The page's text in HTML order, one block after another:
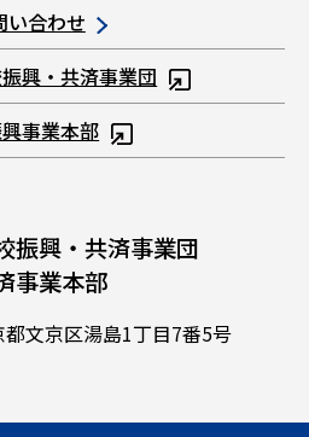
い合わせ
興・共済事業団
事業本部
振興・共済事業団
事業本部
文京区湯島1丁目7番5号